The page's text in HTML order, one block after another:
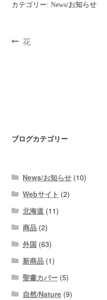
カテゴリー: News/お知らせ
花
ブログカテゴリー
News/お知らせ (10)
Webサイト (2)
北海道 (11)
商品 (2)
外国 (63)
新商品 (1)
聖書カバー (5)
自然/Nature (9)